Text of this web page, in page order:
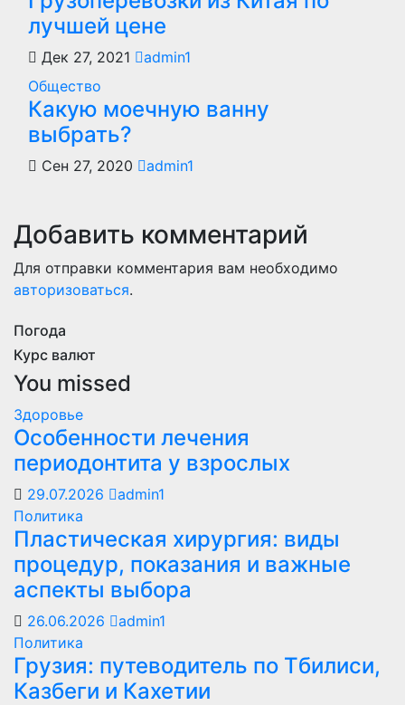
лучшей цене
Дек 27, 2021
admin1
Общество
Какую моечную ванну
выбрать?
Сен 27, 2020 admin1
Добавить комментарий
Для отправки комментария вам необходимо
авторизоваться.
Погода
Курс валют
You missed
Здоровье
Особенности лечения
периодонтита у взрослых
29.07.2026
admin1
Политика
Пластическая хирургия: виды
процедур, показания и важные
аспекты выбора
26.06.2026
admin1
Политика
Грузия: путеводитель по Тбилиси,
Казбеги и Кахетии